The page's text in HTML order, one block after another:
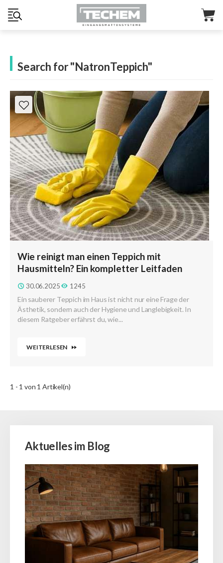
Search for "NatronTeppich"
Wie reinigt man einen Teppich mit
Hausmitteln? Ein kompletter Leitfaden
30.06.2025 1245
Ein sauberer Teppich im Haus ist nicht nur eine Frage der
Ästhetik, sondern auch der Hygiene und Langlebigkeit. In
diesem Ratgeber erfährst du, wie...
WEITERLESEN
1 - 1 von 1 Artikel(n)
Aktuelles im Blog